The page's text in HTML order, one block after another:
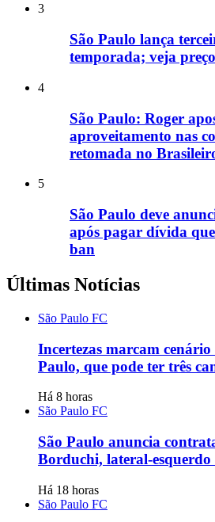
3
São Paulo lança
temporada; veja
4
São Paulo: Roger
aproveitamento nas
retomada no
5
São Paulo deve
após pagar dívida
ban
Últimas Notícias
São Paulo FC
Incertezas marcam
Paulo, que pode ter três
Há 8 horas
São Paulo FC
São Paulo anuncia
Borduchi, lateral-
Há 18 horas
São Paulo FC